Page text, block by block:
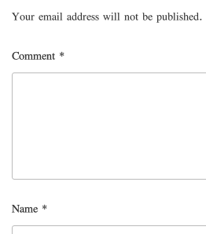
Your email address will not be published.
Comment *
Name *